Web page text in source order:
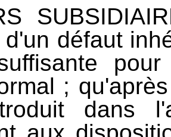
défaut
;
dans